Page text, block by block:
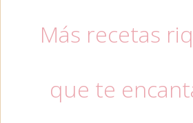
Más recetas
que te